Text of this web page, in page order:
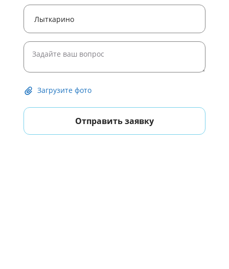
Печать плакатов формата A1
Печать плакатов формата A0
Печать постера 50 на 50 на заказ
Печать постеров на холсте
Загрузите фото
Отправить заявку